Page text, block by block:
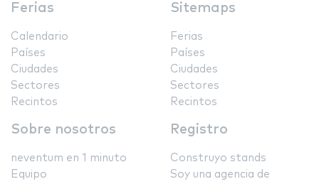
Ferias
Calendario
Países
Ciudades
Sectores
Recintos
Sitemaps
Ferias
Países
Ciudades
Sectores
Recintos
Sobre nosotros
neventum en 1 minuto
Equipo
Registro
Construyo stands
Soy una agencia de